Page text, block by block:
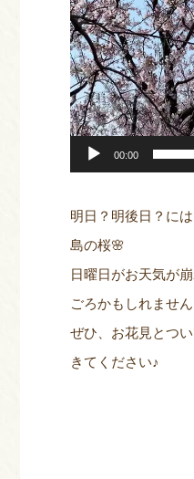
00:00
明日？明後日？に
島の桜🌸
日曜日がお天気が
ごろかもしれません
ぜひ、お花見とつ
きてください♪